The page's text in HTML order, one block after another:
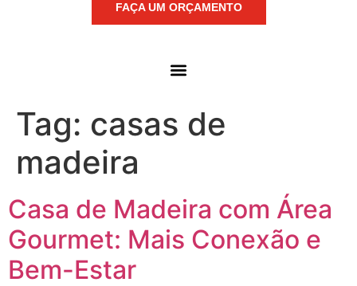
FAÇA UM ORÇAMENTO
Tag: casas de
madeira
Casa de Madeira com Área
Gourmet: Mais Conexão e
Bem-Estar